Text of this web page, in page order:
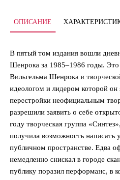
ОПИСАНИЕ
В пятый том издания вошли
Шенрока за 1985–1986 годы.
Вильгельма Шенрока и
идеологом и лидером которой он
перестройки неофициальным
разрешили заявить о себе
году творческая группа
получила возможность написать
публичном пространстве. Едва
немедленно снискал в городе
публику поразил перформанс, в